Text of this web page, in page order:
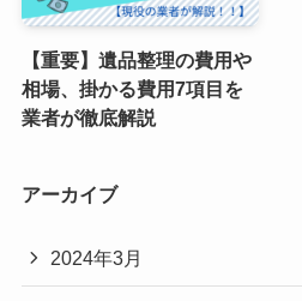
【重要】遺品整理の費用や
相場、掛かる費用7項目を
業者が徹底解説
アーカイブ
2024年3月